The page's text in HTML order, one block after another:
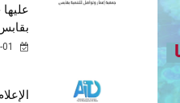
بقابس